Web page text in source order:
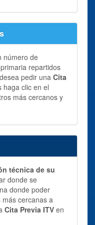
número de
repartidos
pedir una Cita
haga clic en el
más cercanos y
técnica de su
donde se
donde poder
cercanas a
Cita Previa ITV en